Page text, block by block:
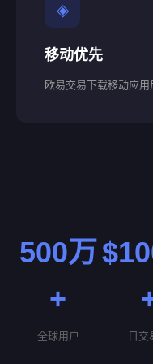
◈
移动优先
欧易交易下载移动应用
500万
+
全球用户 日交